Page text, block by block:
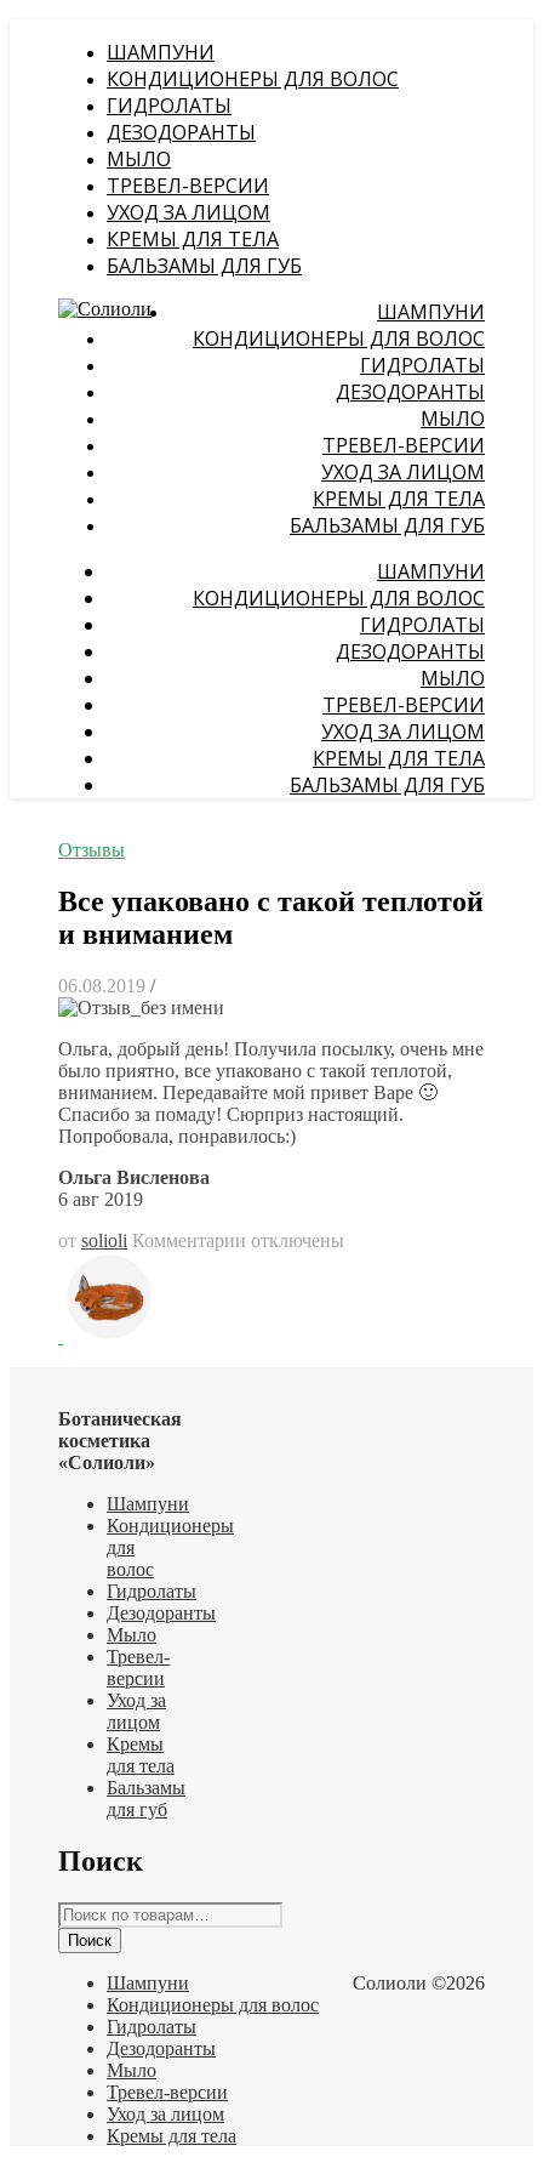
ШАМПУНИ
КОНДИЦИОНЕРЫ ДЛЯ ВОЛОС
ГИДРОЛАТЫ
ДЕЗОДОРАНТЫ
МЫЛО
ТРЕВЕЛ-ВЕРСИИ
УХОД ЗА ЛИЦОМ
КРЕМЫ ДЛЯ ТЕЛА
БАЛЬЗАМЫ ДЛЯ ГУБ
ШАМПУНИ
КОНДИЦИОНЕРЫ ДЛЯ ВОЛОС
ГИДРОЛАТЫ
ДЕЗОДОРАНТЫ
МЫЛО
ТРЕВЕЛ-ВЕРСИИ
УХОД ЗА ЛИЦОМ
КРЕМЫ ДЛЯ ТЕЛА
БАЛЬЗАМЫ ДЛЯ ГУБ
ШАМПУНИ
КОНДИЦИОНЕРЫ ДЛЯ ВОЛОС
ГИДРОЛАТЫ
ДЕЗОДОРАНТЫ
МЫЛО
ТРЕВЕЛ-ВЕРСИИ
УХОД ЗА ЛИЦОМ
КРЕМЫ ДЛЯ ТЕЛА
БАЛЬЗАМЫ ДЛЯ ГУБ
Отзывы
Все упаковано с такой теплотой
и вниманием
06.08.2019 /
Ольга, добрый день! Получила посылку, очень мне
было приятно, все упаковано с такой теплотой,
вниманием. Передавайте мой привет Варе 🙂
Спасибо за помаду! Сюрприз настоящий.
Попробовала, понравилось:)
Ольга Висленова
6 авг 2019
от solioli Комментарии котключены
Ботаническая
косметика
«Солиоли»
Шампуни
Кондиционеры
для
волос
Гидролаты
Дезодоранты
Мыло
Тревел-
версии
Уход за
лицом
Кремы
для тела
Бальзамы
для губ
Поиск
Искать:
Поиск
Солиоли ©2026
Шампуни
Кондиционеры для волос
Гидролаты
Дезодоранты
Мыло
Тревел-версии
Уход за лицом
Кремы для тела